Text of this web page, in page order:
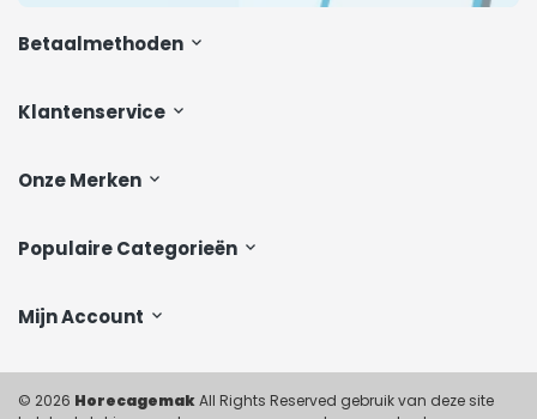
Klantenservice
Onze Merken
Populaire Categorieën
Mijn Account
Betaalmethoden
© 2026 HorecagemakAll Rights Reserved gebruik van deze site